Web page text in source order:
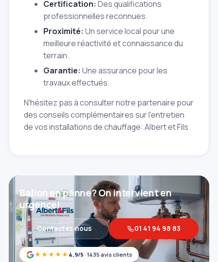
Certification: Des qualifications
professionnelles reconnues.
Proximité: Un service local pour une
meilleure réactivité et connaissance du
terrain.
Garantie: Une assurance pour les
travaux effectués.
N'hésitez pas à consulter notre partenaire pour
des conseils complémentaires sur l'entretien
de vos installations de chauffage: Albert et Fils
★★★★★ 4,9/5 · 1435 avis clients
Ballon en panne? On intervient en
urgence!
Contactez‑nous 01 41 94 98 83